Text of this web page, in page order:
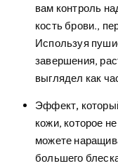
вам контроль
кость брови.,
Используя
завершения,
выглядел как
Эффект,
кожи, которое
можете
большего